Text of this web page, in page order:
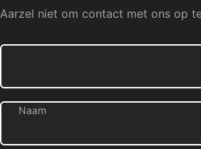
Aarzel niet om contact met ons op
Naam